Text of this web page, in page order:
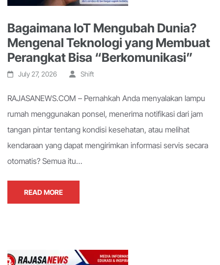
Bagaimana IoT Mengubah Dunia?
Mengenal Teknologi yang Membuat
Perangkat Bisa “Berkomunikasi”
July 27, 2026 Shift
RAJASANEWS.COM – Pernahkah Anda menyalakan lampu
rumah menggunakan ponsel, menerima notifikasi dari jam
tangan pintar tentang kondisi kesehatan, atau melihat
kendaraan yang dapat mengirimkan informasi servis secara
otomatis? Semua itu…
READ MORE